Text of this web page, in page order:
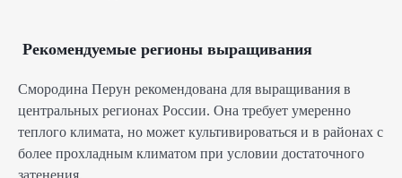
Рекомендуемые регионы выращивания
Смородина Перун рекомендована для выращивания в
центральных регионах России. Она требует умеренно
теплого климата, но может культивироваться и в районах с
более прохладным климатом при условии достаточного
затенения.